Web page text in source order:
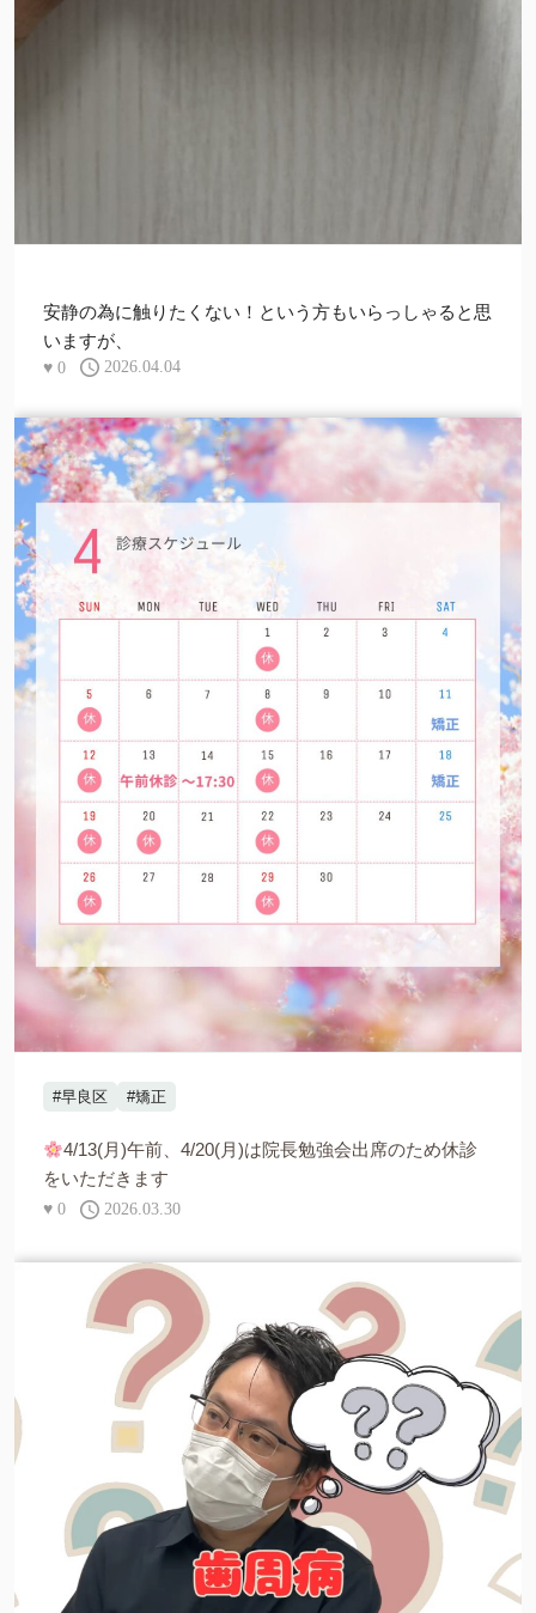
安静の為に触りたくない！という方もいらっしゃると思
いますが、
♥ 0 2026.04.04
#早良区 #矯正
4/13(月)午前、4/20(月)は院長勉強会出席のため休診
をいただきます
♥ 0 2026.03.30